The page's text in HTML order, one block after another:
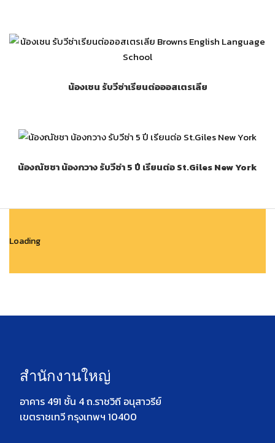
น้องเชน รับวีซ่าเรียนต่อออสเตรเลีย
น้องณัชชา น้องกวาง รับวีซ่า 5 ปี เรียนต่อ St.Giles New York
Loading
สำนักงานใหญ่
อาคาร 491 ชั้น 4 ถ.ราชวิถี อนุสาวรีย์
เขตราชเทวี กรุงเทพฯ 10400